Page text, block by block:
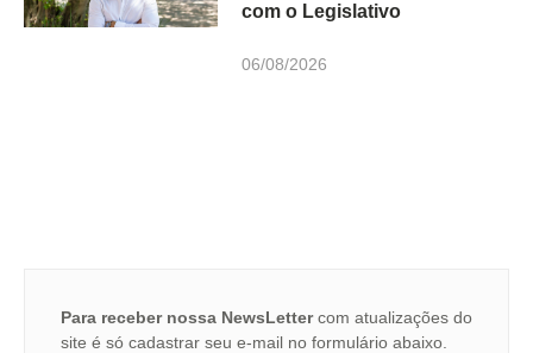
com o Legislativo
06/08/2026
Para receber nossa NewsLettercom atualizações do
site é só cadastrar seu e-mail no formulário abaixo.